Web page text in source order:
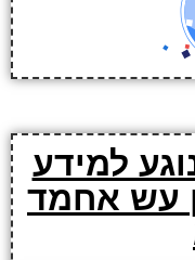
למידע
עש אחמד